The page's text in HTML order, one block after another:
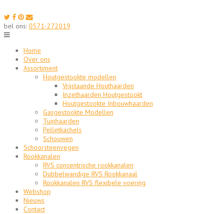
to
content
bel ons: 0571-272019
Home
Over ons
Assortiment
Houtgestookte modellen
Vrijstaande Houthaarden
Inzethaarden Houtgestookt
Houtgestookte Inbouwhaarden
Gasgestookte Modellen
Tuinhaarden
Pelletkachels
Schouwen
Schoorsteenvegen
Rookkanalen
RVS concentrische rookkanalen
Dubbelwandige RVS Rookkanaal
Rookkanalen RVS flexibele voering
Webshop
Nieuws
Contact